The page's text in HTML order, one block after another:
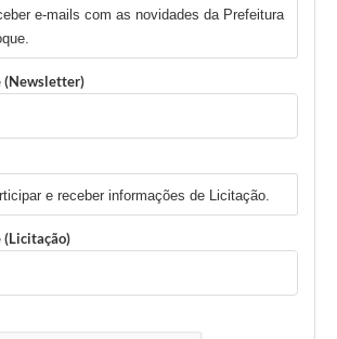
e-mails com as novidades da Prefeitura
(Newsletter)
e receber informações de Licitação.
(Licitação)